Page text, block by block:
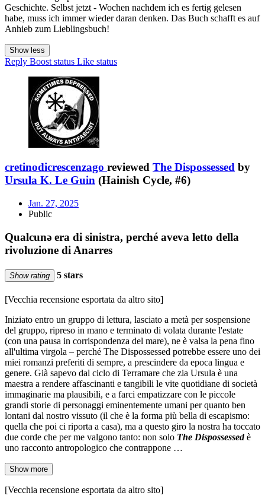
Geschichte. Selbst jetzt - Wochen nachdem ich es fertig gelesen
habe, muss ich immer wieder daran denken. Das Buch schafft es auf
Anhieb zum Lieblingsbuch!
Show less
Reply Boost status Like status
cretinodicrescenzago reviewed The Dispossessed by
Ursula K. Le Guin (Hainish Cycle, #6)
Jan. 27, 2025
Public
Qualcunǝ era di sinistra, perché aveva letto della
rivoluzione di Anarres
Show rating 5 stars
[Vecchia recensione esportata da altro sito]
Iniziato entro un gruppo di lettura, lasciato a metà per sospensione
del gruppo, ripreso in mano e terminato di volata durante l'estate
(con una pausa in corrispondenza del mare), ne è valsa la pena fino
all'ultima virgola – perché The Dispossessed potrebbe essere uno dei
miei romanzi preferiti di sempre, a prescindere da epoca lingua e
genere. Già sapevo dal ciclo di Terramare che zia Ursula è una
maestra a rendere affascinanti e tangibili le vite quotidiane di società
immaginarie ma plausibili, e a farci empatizzare con le piccole
grandi storie di personaggi eminentemente umani per quanto ben
lontani dal nostro vissuto (il che è la forma più bella di escapismo:
quella che poi ci riporta a casa), ma a questo giro la nostra ha toccato
due corde che per me valgono tanto: non solo The Dispossessedè
uno racconto antropologico che contrappone …
Show more
[Vecchia recensione esportata da altro sito]